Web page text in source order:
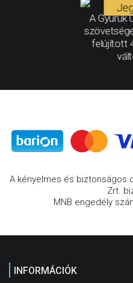
A Gyűrűk
felújított
A kényelmes és biztonságos
Zrt.
MNB engedély
INFORMÁCIÓK